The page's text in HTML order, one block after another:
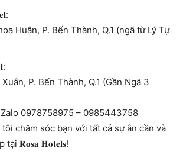
Huân, P. Bến Thành, Q.1 (ngã từ Lý Tự
P. Bến Thành, Q.1 (Gần Ngã 3
0978758975 – 0985443758
chăm sóc bạn với tất cả sự ân cần và
𝐑𝐨𝐬𝐚 𝐇𝐨𝐭𝐞𝐥𝐬!